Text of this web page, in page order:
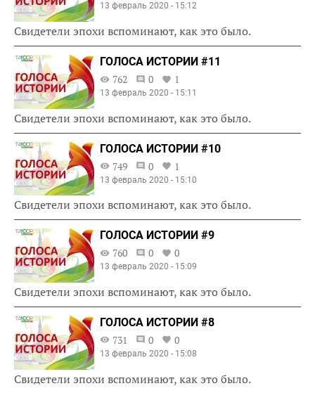
13 февраль 2020 - 15:12
Свидетели эпохи вспоминают, как это было.
ГОЛОСА ИСТОРИИ #11
762
0 1
13 февраль 2020 - 15:11
Свидетели эпохи вспоминают, как это было.
ГОЛОСА ИСТОРИИ #10
749
0 1
13 февраль 2020 - 15:10
Свидетели эпохи вспоминают, как это было.
ГОЛОСА ИСТОРИИ #9
760
0 0
13 февраль 2020 - 15:09
Свидетели эпохи вспоминают, как это было.
ГОЛОСА ИСТОРИИ #8
731
0 0
13 февраль 2020 - 15:08
Свидетели эпохи вспоминают, как это было.